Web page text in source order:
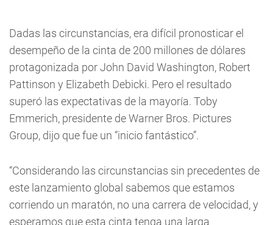
Dadas las circunstancias, era difícil pronosticar el
desempeño de la cinta de 200 millones de dólares
protagonizada por John David Washington, Robert
Pattinson y Elizabeth Debicki. Pero el resultado
superó las expectativas de la mayoría. Toby
Emmerich, presidente de Warner Bros. Pictures
Group, dijo que fue un “inicio fantástico”.
“Considerando las circunstancias sin precedentes de
este lanzamiento global sabemos que estamos
corriendo un maratón, no una carrera de velocidad, y
esperamos que esta cinta tenga una larga